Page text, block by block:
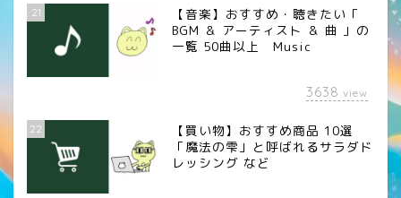
21
【音楽】おすすめ・聴きたい「
BGM ＆ アーティスト ＆ 曲 」の
一覧 50曲以上 Music
3638 view
22
【買い物】おすすめ商品 10選
「魔法の雫」と呼ばれるサラダド
レッシング など